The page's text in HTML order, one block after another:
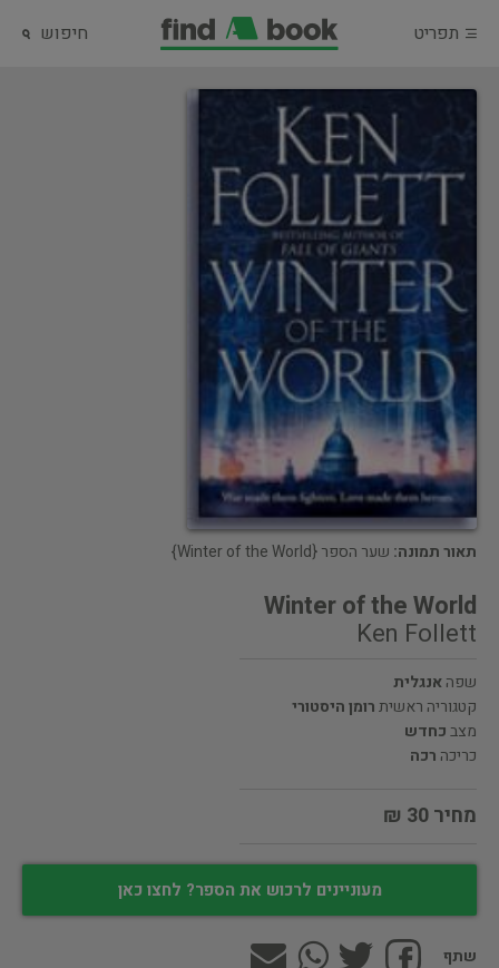
תפריט חיפוש
תאור תמונה: שער הספר {Winter of the World}
Winter of the World
Ken Follett
שפהאנגלית
קטגוריה ראשיתרומן היסטורי
מצבכחדש
כריכה רכה
מחיר 30 ₪
מעוניינים לרכוש את הספר? לחצו כאן
שתף